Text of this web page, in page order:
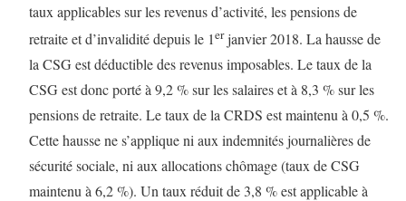
taux applicables sur les revenus d’activité, les pensions de
retraite et d’invalidité depuis le 1erjanvier 2018. La hausse de
la CSG est déductible des revenus imposables. Le taux de la
CSG est donc porté à 9,2 % sur les salaires et à 8,3 % sur les
pensions de retraite. Le taux de la CRDS est maintenu à 0,5 %.
Cette hausse ne s’applique ni aux indemnités journalières de
sécurité sociale, ni aux allocations chômage (taux de CSG
maintenu à 6,2 %). Un taux réduit de 3,8 % est applicable à